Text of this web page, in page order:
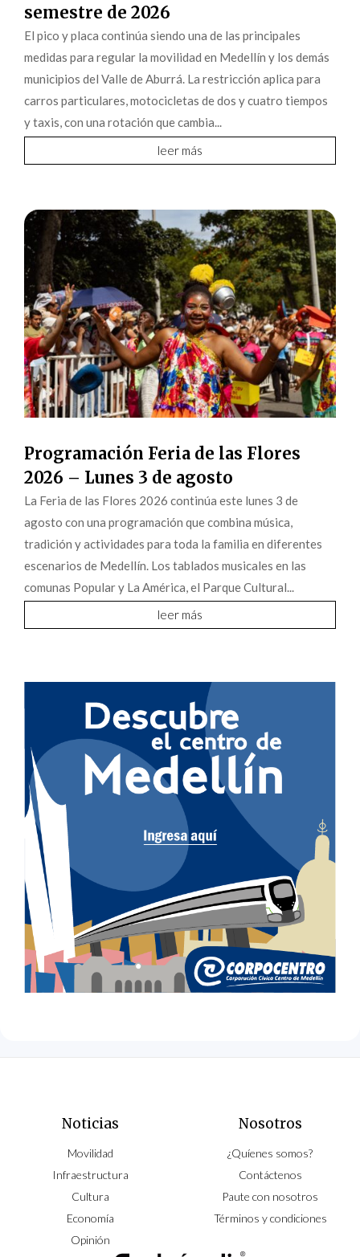
semestre de 2026
El pico y placa continúa siendo una de las principales
medidas para regular la movilidad en Medellín y los demás
municipios del Valle de Aburrá. La restricción aplica para
carros particulares, motocicletas de dos y cuatro tiempos
y taxis, con una rotación que cambia...
leer más
Programación Feria de las Flores
2026 – Lunes 3 de agosto
La Feria de las Flores 2026 continúa este lunes 3 de
agosto con una programación que combina música,
tradición y actividades para toda la familia en diferentes
escenarios de Medellín. Los tablados musicales en las
comunas Popular y La América, el Parque Cultural...
leer más
Noticias
Movilidad
Infraestructura
Cultura
Economía
Opinión
Nosotros
¿Quíenes somos?
Contáctenos
Paute con nosotros
Términos y condiciones